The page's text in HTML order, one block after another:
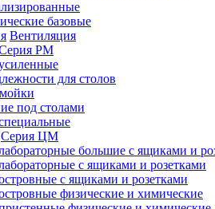
базовые
Вентиляция
РМ
для столов
под столами
Серия ЦМ
большие с ящиками и
с ящиками и розетками
с ящиками и розетками
физические и химические